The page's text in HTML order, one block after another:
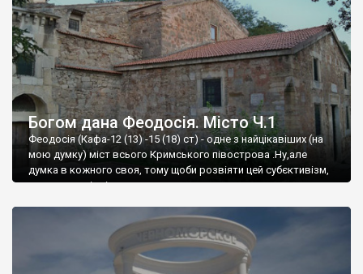
Богом дана Феодосія. Місто Ч.1
Феодосія (Кафа-12 (13) -15 (18) ст) - одне з найцікавіших (на
мою думку) міст всього Кримського півострова .Ну,але
думка в кожного своя, тому щоби розвіяти цей субєктивізм,
запрошую відвідати це